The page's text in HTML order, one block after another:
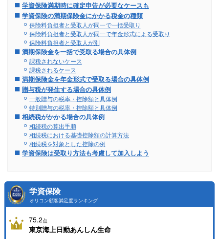
学資保険満期時に確定申告が必要なケースも
学資保険の満期保険金にかかる税金の種類
保険料負担者と受取人が同一で一括受取り
保険料負担者と受取人が同一で年金形式による受取り
保険料負担者と受取人が別
満期保険金を一括で受取る場合の具体例
課税されないケース
課税されるケース
満期保険金を年金形式で受取る場合の具体例
贈与税が発生する場合の具体例
一般贈与の税率・控除額と具体例
特別贈与の税率・控除額と具体例
相続税がかかる場合の具体例
相続税の算出手順
相続税における基礎控除額の計算方法
相続税を対象とした控除の例
学資保険は受取り方法も考慮して加入しよう
学資保険
オリコン顧客満足度ランキング
75.2点
東京海上日動あんしん生命